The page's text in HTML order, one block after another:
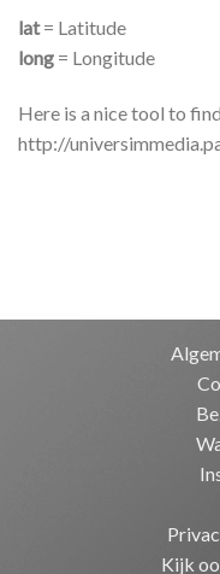
lat= Latitude
long = Longitude
Here is a nice tool to
http://
Kijk